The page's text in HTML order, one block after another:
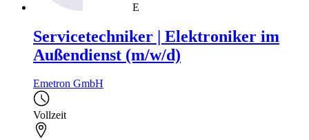
E
Servicetechniker | Elektroniker im
Außendienst (m/w/d)
Emetron GmbH
Vollzeit